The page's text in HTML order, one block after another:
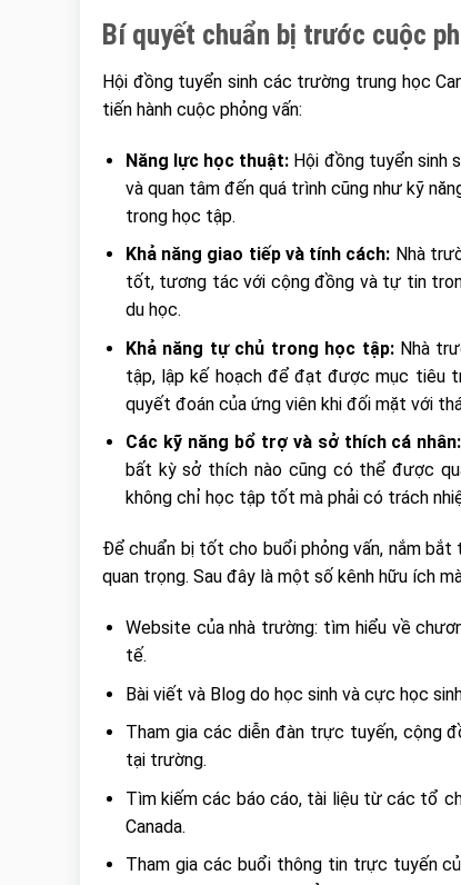
Bí quyết chuẩn bị trước cuộc
Hội đồng tuyển sinh các trường trung học
tiến hành cuộc phỏng vấn:
Năng lực học thuật: Hội đồng tuyển sinh
và quan tâm đến quá trình cũng như kỹ
trong học tập.
Khả năng giao tiếp và tính cách: Nhà
tốt, tương tác với cộng đồng và tự tin
du học.
Khả năng tự chủ trong học tập:Nhà
tập, lập kế hoạch để đạt được mục tiêu
quyết đoán của ứng viên khi đối mặt với
Các kỹ năng bổ trợ và sở thích cá nhân:
bất kỳ sở thích nào cũng có thể được
không chỉ học tập tốt mà phải có trách
Để chuẩn bị tốt cho buổi phỏng vấn, nắm
quan trọng. Sau đây là một số kênh hữu ích
Website của nhà trường: tìm hiểu về
tế.
Bài viết và Blog do học sinh và cực học
Tham gia các diễn đàn trực tuyến, cộng
tại trường.
Tìm kiếm các báo cáo, tài liệu từ các tổ
Canada.
Tham gia các buổi thông tin trực tuyến